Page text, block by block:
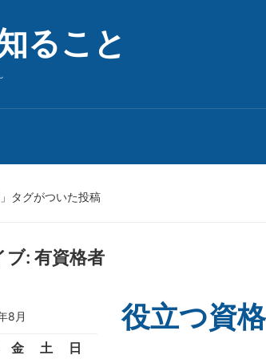
ること
」タグがついた投稿
ブ: 有資格者
8月
金 土
日
役立つ資